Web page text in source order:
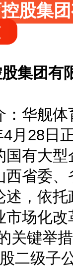
股集
集团有
舰体
4月28日
国有大
西省委
述，依
市场化
关键举
二级子